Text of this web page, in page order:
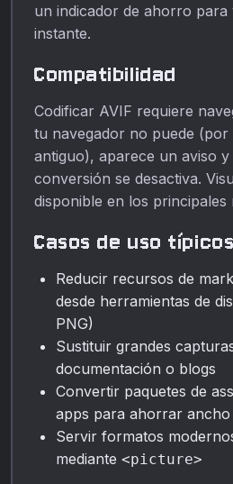
un indicador de ahorro para
instante.
Compatibilidad
Codificar AVIF requiere
tu navegador no puede (por
antiguo), aparece un aviso
conversión se desactiva.
disponible en los principales
Casos de uso típicos
Reducir recursos de
desde herramientas de
PNG)
Sustituir grandes
documentación o blogs
Convertir paquetes de
apps para ahorrar ancho
Servir formatos
mediante <picture>